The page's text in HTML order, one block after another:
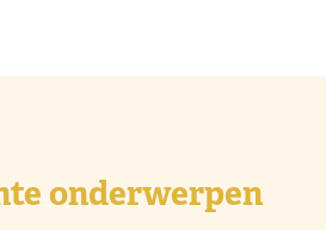
onderwerpen